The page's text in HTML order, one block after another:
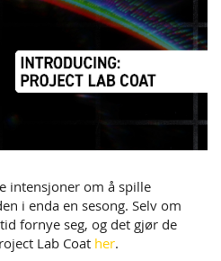
intensjoner om å spille
i enda en sesong. Selv om
fornye seg, og det gjør de
Lab Coat her.